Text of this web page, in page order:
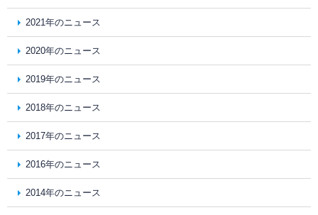
2021年のニュース
2020年のニュース
2019年のニュース
2018年のニュース
2017年のニュース
2016年のニュース
2014年のニュース